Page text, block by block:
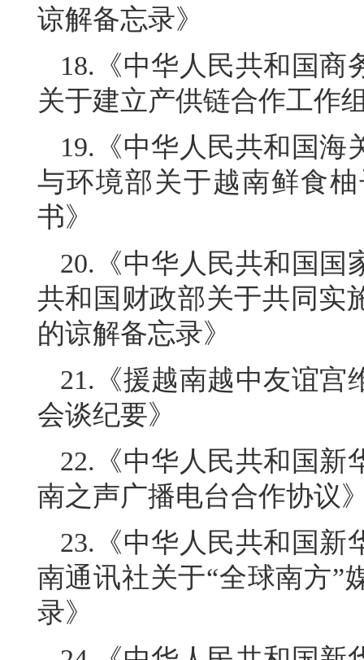
谅解备忘录》
18.《中华人民共和国商
关于建立产供链合作工作
19.《中华人民共和国海
与环境部关于越南鲜食
书》
20.《中华人民共和国国
共和国财政部关于共同实
的谅解备忘录》
21.《援越南越中友谊宫
会谈纪要》
22.《中华人民共和国新
南之声广播电台合作协议
23.《中华人民共和国新
南通讯社关于“全球南方”
录》